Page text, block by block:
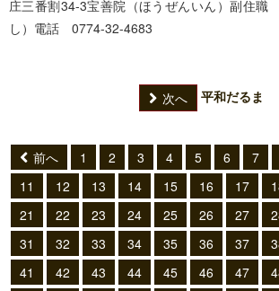
庄三番割34-3宝善院（ほうぜんいん）副住職
し） 電話 0774-32-4683
次へ 平和だるま
前へ 1 2 3 4 5 6 7
11
12 13 14 15 16 17
21
22 23 24 25 26 27
31
32 33 34 35 36 37
41
42 43 44 45 46 47